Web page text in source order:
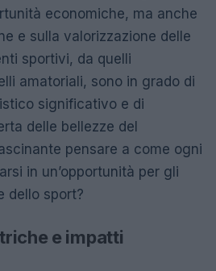
economiche, ma anche
e sulla valorizzazione delle
sportivi, da quelli
amatoriali, sono in grado di
significativo e di
delle bellezze del
pensare a come ogni
in un’opportunità per gli
dello sport?
e impatti